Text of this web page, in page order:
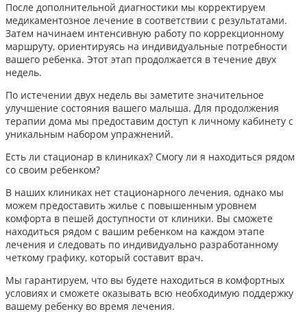
После дополнительной диагностики мы корректируем
медикаментозное лечение в соответствии с результатами.
Затем начинаем интенсивную работу по коррекционному
маршруту, ориентируясь на индивидуальные потребности
вашего ребенка. Этот этап продолжается в течение двух
недель.
По истечении двух недель вы заметите значительное
улучшение состояния вашего малыша. Для продолжения
терапии дома мы предоставим доступ к личному кабинету с
уникальным набором упражнений.
Есть ли стационар в клиниках? Смогу ли я находиться рядом
со своим ребенком?
В наших клиниках нет стационарного лечения, однако мы
можем предоставить жилье с повышенным уровнем
комфорта в пешей доступности от клиники. Вы сможете
находиться рядом с вашим ребенком на каждом этапе
лечения и следовать по индивидуально разработанному
четкому графику, который составит врач.
Мы гарантируем, что вы будете находиться в комфортных
условиях и сможете оказывать всю необходимую поддержку
вашему ребенку во время лечения.